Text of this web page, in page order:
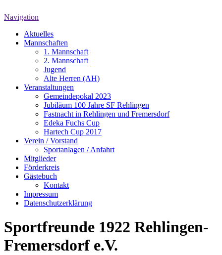
Navigation
Aktuelles
Mannschaften
1. Mannschaft
2. Mannschaft
Jugend
Alte Herren (AH)
Veranstaltungen
Gemeindepokal 2023
Jubiläum 100 Jahre SF Rehlingen
Fastnacht in Rehlingen und Fremersdorf
Edeka Fuchs Cup
Hartech Cup 2017
Verein / Vorstand
Sportanlagen / Anfahrt
Mitglieder
Förderkreis
Gästebuch
Kontakt
Impressum
Datenschutzerklärung
Sportfreunde 1922 Rehlingen-
Fremersdorf e.V.